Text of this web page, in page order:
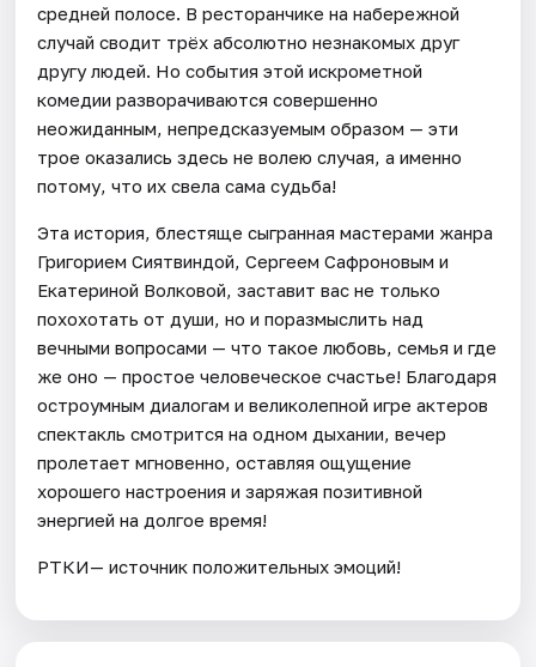
средней полосе. В ресторанчике на набережной
случай сводит трёх абсолютно незнакомых друг
другу людей. Но события этой искрометной
комедии разворачиваются совершенно
неожиданным, непредсказуемым образом — эти
трое оказались здесь не волею случая, а именно
потому, что их свела сама судьба!
Эта история, блестяще сыгранная мастерами жанра
Григорием Сиятвиндой, Сергеем Сафроновым и
Екатериной Волковой, заставит вас не только
похохотать от души, но и поразмыслить над
вечными вопросами — что такое любовь, семья и где
же оно — простое человеческое счастье! Благодаря
остроумным диалогам и великолепной игре актеров
спектакль смотрится на одном дыхании, вечер
пролетает мгновенно, оставляя ощущение
хорошего настроения и заряжая позитивной
энергией на долгое время!
РТКИ— источник положительных эмоций!